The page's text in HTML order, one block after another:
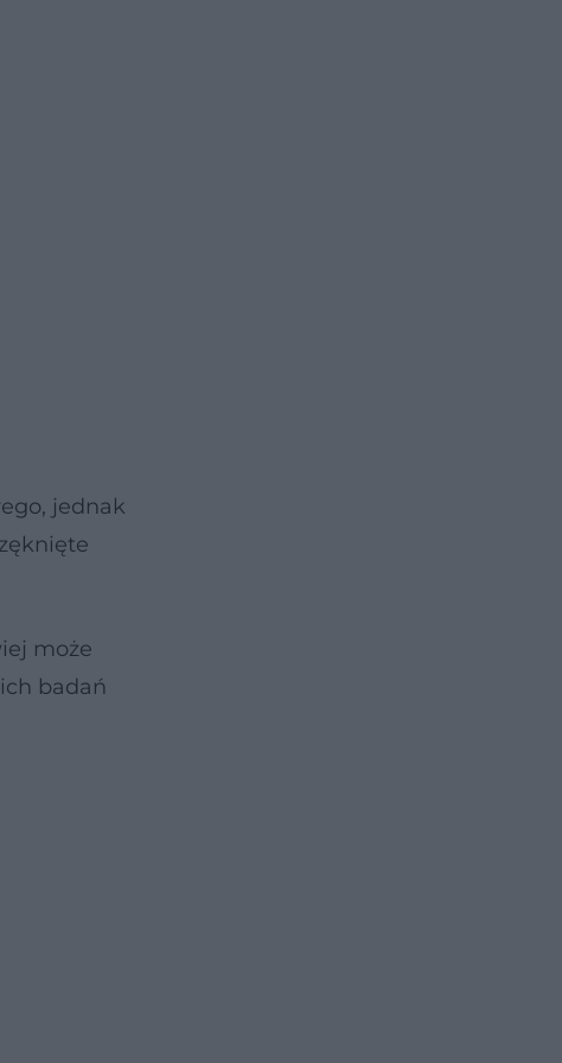
jednak
może
badań